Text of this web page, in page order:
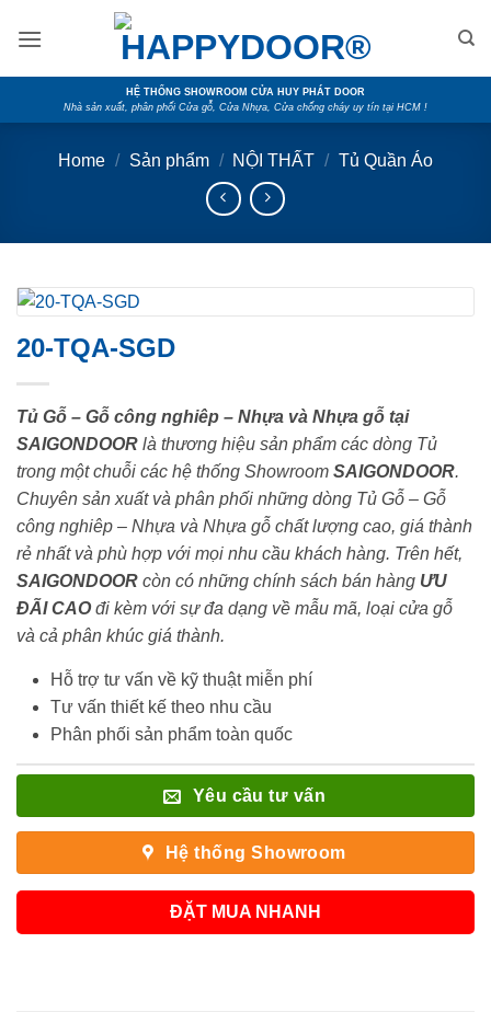
HỆ THỐNG SHOWROOM CỬA HUY PHÁT DOOR
Nhà sản xuất, phân phối Cửa gỗ, Cửa Nhựa, Cửa chống cháy uy tín tại HCM !
Home / Sản phẩm / NỘI THẤT / Tủ Quần Áo
20-TQA-SGD
Tủ Gỗ – Gỗ công nghiêp – Nhựa và Nhựa gỗ tại
SAIGONDOOR là thương hiệu sản phẩm các dòng Tủ
trong một chuỗi các hệ thống Showroom SAIGONDOOR.
Chuyên sản xuất và phân phối những dòng Tủ Gỗ – Gỗ
công nghiêp – Nhựa và Nhựa gỗ chất lượng cao, giá thành
rẻ nhất và phù hợp với mọi nhu cầu khách hàng. Trên hết,
SAIGONDOOR còn có những chính sách bán hàng ƯU
ĐÃI CAOđi kèm với sự đa dạng về mẫu mã, loại cửa gỗ
và cả phân khúc giá thành.
Hỗ trợ tư vấn về kỹ thuật miễn phí
Tư vấn thiết kế theo nhu cầu
Phân phối sản phẩm toàn quốc
Yêu cầu tư vấn
Hệ thống Showroom
ĐẶT MUA NHANH